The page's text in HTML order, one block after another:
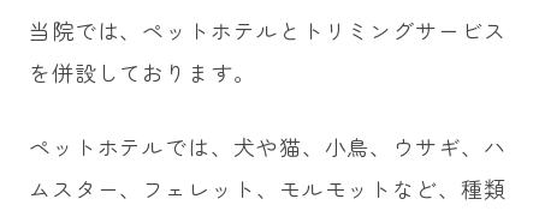
当院では、ペットホテルとトリミングサービス
を併設しております。
ペットホテルでは、犬や猫、小鳥、ウサギ、ハ
ムスター、フェレット、モルモットなど、種類